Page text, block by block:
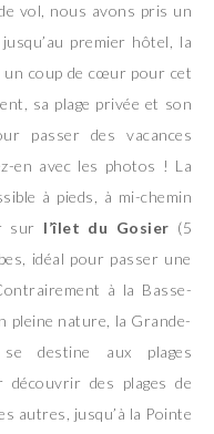
vol, nous avons pris un
premier hôtel, la
un coup de cœur pour cet
sa plage privée et son
passer des vacances
en avec les photos ! La
à pieds, à mi-chemin
sur l’îlet du Gosier (5
idéal pour passer une
à la Basse-
pleine nature, la Grande-
destine aux plages
découvrir des plages de
autres, jusqu’à la Pointe